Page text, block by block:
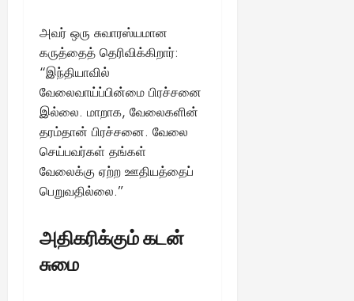
அவர் ஒரு சுவாரஸ்யமான
கருத்தைத் தெரிவிக்கிறார்:
“இந்தியாவில்
வேலைவாய்ப்பின்மை பிரச்சனை
இல்லை. மாறாக, வேலைகளின்
தரம்தான் பிரச்சனை. வேலை
செய்பவர்கள் தங்கள்
வேலைக்கு ஏற்ற ஊதியத்தைப்
பெறுவதில்லை.”
அதிகரிக்கும் கடன்
சுமை